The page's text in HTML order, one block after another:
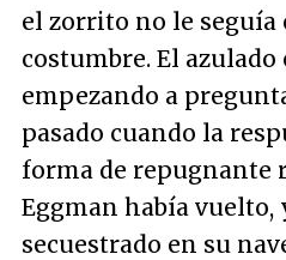
el zorrito no le seguía
costumbre. El azulado
empezando a
pasado cuando la
forma de repugnante
Eggman había vuelto,
secuestrado en su